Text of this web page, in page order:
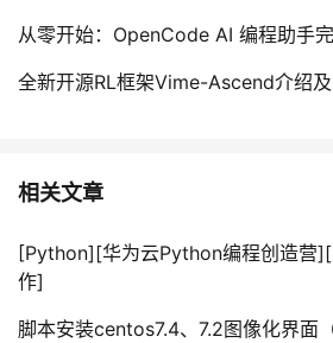
从零开始：OpenCode AI 编程助手
全新开源RL框架Vime-Ascend介绍
相关文章
[Python][华为云Python编程创造营
作]
脚本安装centos7.4、7.2图像化界面